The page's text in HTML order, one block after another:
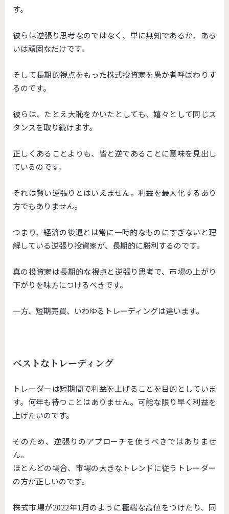
す。
彼らは逆張り思考なのではなく、単に無知であるか、ある
いは頑固なだけです。
そして長期的視点をもった株式投資家を愚か者呼ばわりす
るのです。
彼らは、たとえ大恥をかいたとしても、嬉々として同じス
タンスを取り続けます。
正しくあることよりも、皆と逆であることに意味を見出し
ているのです。
それは賢い逆張りとはいえません。利益を最大化するあり
方でもありません。
つまり、経済の後退とは常に一時的なものにすぎないと理
解している逆張り投資家が、長期的に勝利するのです。
真の投資家は長期的な視点と逆張り思考で、市場の上がり
下がりを味方につけるべきです。
一方、短期売買、いわゆるトレーディングは違います。
ベストなトレーディング
トレーダーは短期間で利益を上げることを目的としていま
す。何年も待つことはありません。可能な限り早く利益を
上げたいのです。
そのため、逆張りのアプローチを使うべきではありませ
ん。
ほとんどの場合、市場の大きなトレンドに従うトレーダー
の方が正しいのです。
株式市場が2022年1月のように極端な高値をつけたり、同